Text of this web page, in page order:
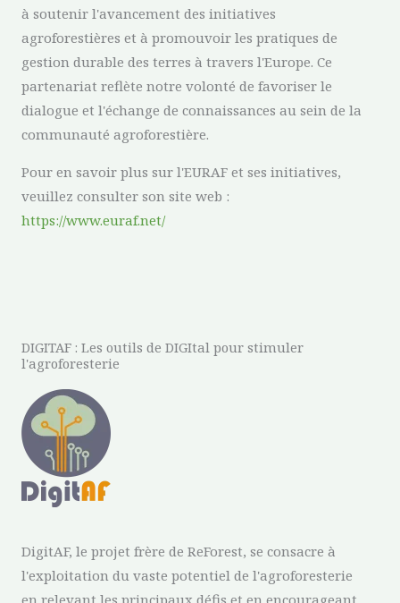
à soutenir l'avancement des initiatives
agroforestières et à promouvoir les pratiques de
gestion durable des terres à travers l'Europe. Ce
partenariat reflète notre volonté de favoriser le
dialogue et l'échange de connaissances au sein de la
communauté agroforestière.
Pour en savoir plus sur l'EURAF et ses initiatives,
veuillez consulter son site web :
https://www.euraf.net/
DIGITAF : Les outils de DIGItal pour stimuler
l'agroforesterie
DigitAF, le projet frère de ReForest, se consacre à
l'exploitation du vaste potentiel de l'agroforesterie